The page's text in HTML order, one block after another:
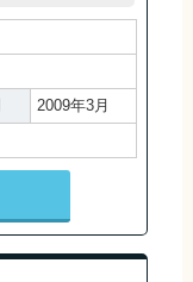
2009年3月